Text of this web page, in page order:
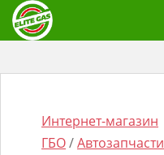
p
Интернет-магазин
ГБО/Автозапчасти